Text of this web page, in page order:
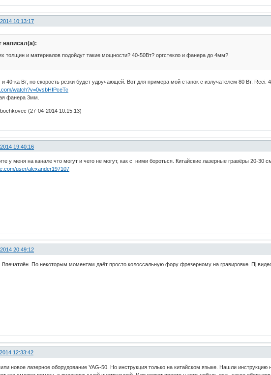
10:13:17
написал(а):
толщин и материалов подойдут такие мощности? 40-50Вт? оргстекло и фанера до 4мм?
и 40-ка Вт, но скорость резки будет удручающей. Вот для примера мой станок с излучателем 80 Вт.
watch?v=0vsbHIPceTc
фанера 3мм.
(27-04-2014 10:15:13)
19:40:16
у меня на канале что могут и чего не могут, как с ними бороться. Китайские лазерные гравёры 20-30
user/alexander197107
20:49:12
Впечатлён. По некоторым моментам даёт просто колоссальную фору фрезерному на гравировке. Пj
12:33:42
новое лазерное оборудование YAG-50. Но инструкция только на китайском языке. Нашли